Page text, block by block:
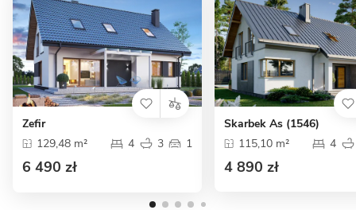
Zefir
129,48 m²
4 3 1
6 490 zł
Skarbek As (1546)
115,10 m²
4
4 890 zł